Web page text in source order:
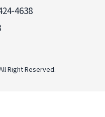
4638
Right Reserved.